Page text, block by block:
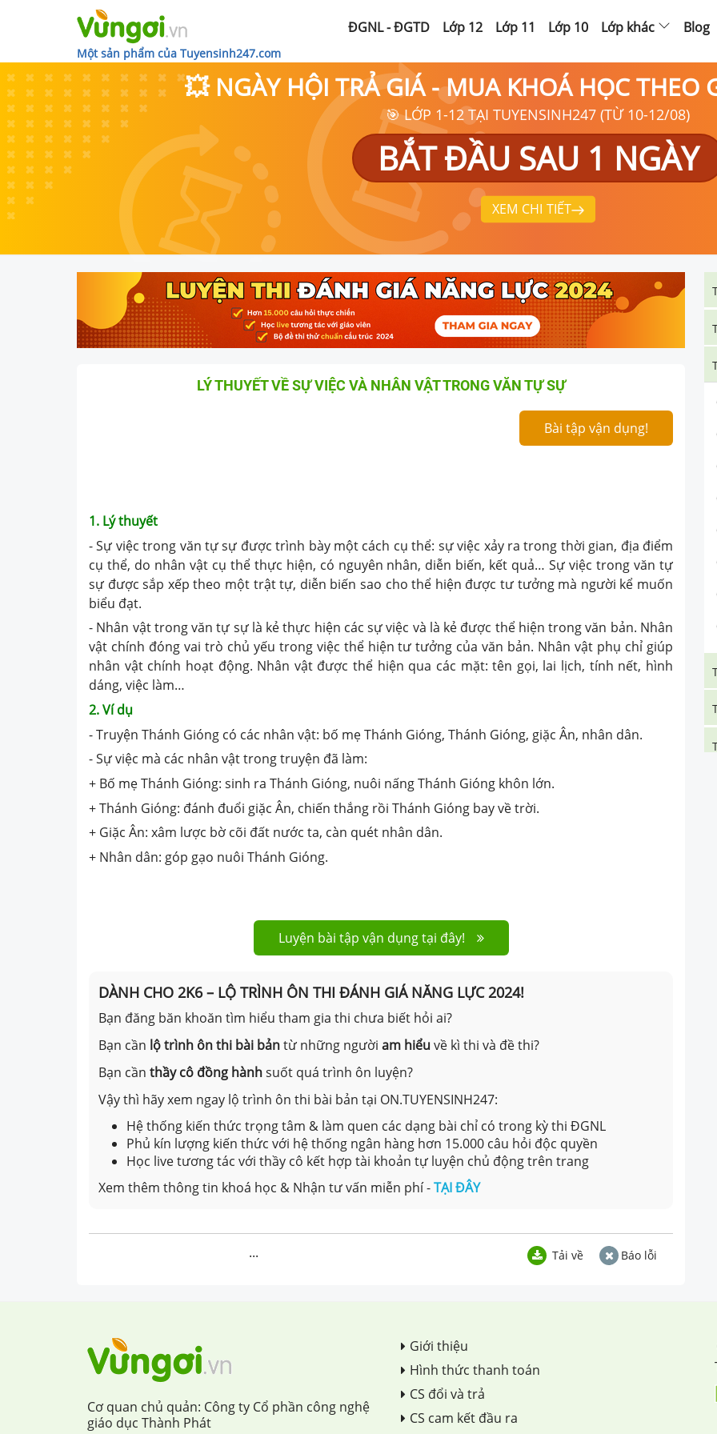
Một sản phẩm của Tuyensinh247.com
ĐGNL - ĐGTD Lớp 12 Lớp 11 Lớp 10 Lớp khác Blog
💥 NGÀY HỘI TRẢ GIÁ - MUA KHOÁ HỌC THEO
🎯 LỚP 1-12 TẠI TUYENSINH247 (TỪ 10-12/08)
BẮT ĐẦU SAU 1 NGÀY
XEM CHI TIẾT
LÝ THUYẾT VỀ SỰ VIỆC VÀ NHÂN VẬT TRONG VĂN TỰ SỰ
Bài tập vận dụng!
1. Lý thuyết
- Sự việc trong văn tự sự được trình bày một cách cụ thể: sự việc xảy ra trong thời gian, địa điểm
cụ thể, do nhân vật cụ thể thực hiện, có nguyên nhân, diễn biến, kết quả… Sự việc trong văn tự
sự được sắp xếp theo một trật tự, diễn biến sao cho thể hiện được tư tưởng mà người kể muốn
biểu đạt.
- Nhân vật trong văn tự sự là kẻ thực hiện các sự việc và là kẻ được thể hiện trong văn bản. Nhân
vật chính đóng vai trò chủ yếu trong việc thể hiện tư tưởng của văn bản. Nhân vật phụ chỉ giúp
nhân vật chính hoạt động. Nhân vật được thể hiện qua các mặt: tên gọi, lai lịch, tính nết, hình
dáng, việc làm…
2. Ví dụ
- Truyện Thánh Gióng có các nhân vật: bố mẹ Thánh Gióng, Thánh Gióng, giặc Ân, nhân dân.
- Sự việc mà các nhân vật trong truyện đã làm:
+ Bố mẹ Thánh Gióng: sinh ra Thánh Gióng, nuôi nấng Thánh Gióng khôn lớn.
+ Thánh Gióng: đánh đuổi giặc Ân, chiến thắng rồi Thánh Gióng bay về trời.
+ Giặc Ân: xâm lược bờ cõi đất nước ta, càn quét nhân dân.
+ Nhân dân: góp gạo nuôi Thánh Gióng.
Luyện bài tập vận dụng tại đây!
DÀNH CHO 2K6 – LỘ TRÌNH ÔN THI ĐÁNH GIÁ NĂNG LỰC 2024!
Bạn đăng băn khoăn tìm hiểu tham gia thi chưa biết hỏi ai?
Bạn cần lộ trình ôn thi bài bảntừ những người am hiểuvề kì thi và đề thi?
Bạn cần thầy cô đồng hànhsuốt quá trình ôn luyện?
Vậy thì hãy xem ngay lộ trình ôn thi bài bản tại ON.TUYENSINH247:
Hệ thống kiến thức trọng tâm & làm quen các dạng bài chỉ có trong kỳ thi ĐGNL
Phủ kín lượng kiến thức với hệ thống ngân hàng hơn 15.000 câu hỏi độc quyền
Học live tương tác với thầy cô kết hợp tài khoản tự luyện chủ động trên trang
Xem thêm thông tin khoá học & Nhận tư vấn miễn phí -TẠI ĐÂY
... Tải về Báo lỗi
Cơ quan chủ quản: Công ty Cổ phần công nghệ
giáo dục Thành Phát
Giới thiệu
Hình thức thanh toán
CS đổi và trả
CS cam kết đầu ra